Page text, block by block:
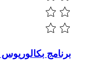
برنامج